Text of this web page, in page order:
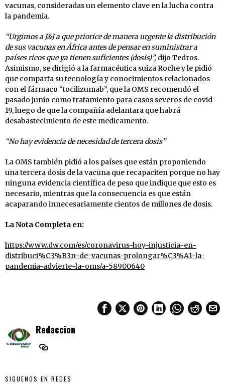
vacunas, consideradas un elemento clave en la lucha contra
la pandemia.
“Urgimos a J&J a que priorice de manera urgente la distribución
de sus vacunas en África antes de pensar en suministrar a
países ricos que ya tienen suficientes (dosis)”, dijo Tedros.
Asimismo, se dirigió a la farmacéutica suiza Roche y le pidió
que comparta su tecnología y conocimientos relacionados
con el fármaco “tocilizumab”, que la OMS recomendó el
pasado junio como tratamiento para casos severos de covid-
19, luego de que la compañía adelantara que habrá
desabastecimiento de este medicamento.
“No hay evidencia de necesidad de tercera dosis”
La OMS también pidió a los países que están proponiendo
una tercera dosis de la vacuna que recapaciten porque no hay
ninguna evidencia científica de peso que indique que esto es
necesario, mientras que la consecuencia es que están
acaparando innecesariamente cientos de millones de dosis.
La Nota Completa en:
https://www.dw.com/es/coronavirus-hoy-injusticia-en-
distribuci%C3%B3n-de-vacunas-prolongar%C3%A1-la-
pandemia-advierte-la-oms/a-58900640
Redaccion
SIGUENOS EN REDES